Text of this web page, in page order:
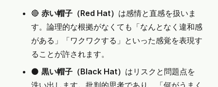
🔴 赤い帽子（Red Hat） は感情と直感を扱いま
す。論理的な根拠がなくても「なんとなく違和感
がある」「ワクワクする」といった感覚を表現す
ることが許されます。
⚫️ 黒い帽子（Black Hat） はリスクと問題点を